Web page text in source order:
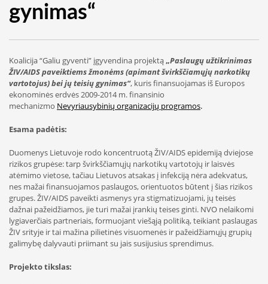
gynimas“
Koalicija “Galiu gyventi” įgyvendina projektą„Paslaugų užtikrinimas
ŽIV/AIDS paveiktiems žmonėms (apimant švirkščiamųjų narkotikų
vartotojus) bei jų teisių gynimas“, kuris finansuojamas iš Europos
ekonominės erdvės 2009-2014 m. finansinio
mechanizmo Nevyriausybinių organizacijų programos.
Esama padėtis:
Duomenys Lietuvoje rodo koncentruotą ŽIV/AIDS epidemiją dviejose
rizikos grupėse: tarp švirkščiamųjų narkotikų vartotojų ir laisvės
atėmimo vietose, tačiau Lietuvos atsakas į infekciją nėra adekvatus,
nes mažai finansuojamos paslaugos, orientuotos būtent į šias rizikos
grupes. ŽIV/AIDS paveikti asmenys yra stigmatizuojami, jų teisės
dažnai pažeidžiamos, jie turi mažai įrankių teises ginti. NVO nelaikomi
lygiaverčiais partneriais, formuojant viešąją politiką, teikiant paslaugas
ŽIV srityje ir tai mažina pilietinės visuomenės ir pažeidžiamųjų grupių
galimybę dalyvauti priimant su jais susijusius sprendimus.
Projekto tikslas: